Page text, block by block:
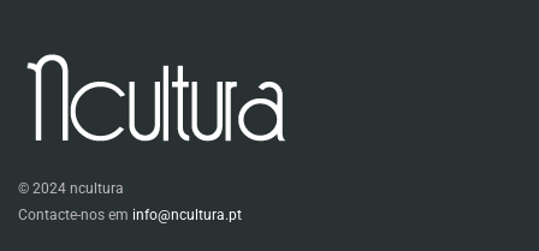
© 2024 ncultura
Contacte-nos em info@ncultura.pt